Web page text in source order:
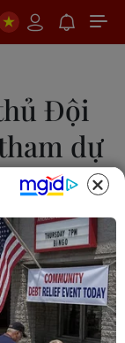
Đội
dự
quyết định
vệ Nguyễn
22 cầu thủ